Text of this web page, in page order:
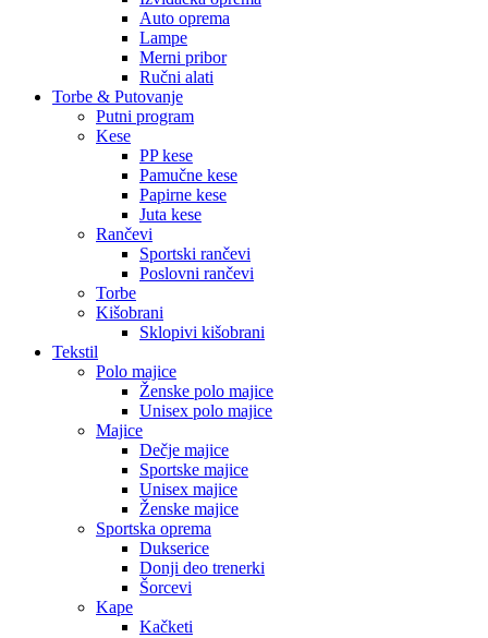
Auto oprema
Lampe
Merni pribor
Ručni alati
Torbe & Putovanje
Putni program
Kese
PP kese
Pamučne kese
Papirne kese
Juta kese
Rančevi
Sportski rančevi
Poslovni rančevi
Torbe
Kišobrani
Sklopivi kišobrani
Tekstil
Polo majice
Ženske polo majice
Unisex polo majice
Majice
Dečje majice
Sportske majice
Unisex majice
Ženske majice
Sportska oprema
Dukserice
Donji deo trenerki
Šorcevi
Kape
Kačketi